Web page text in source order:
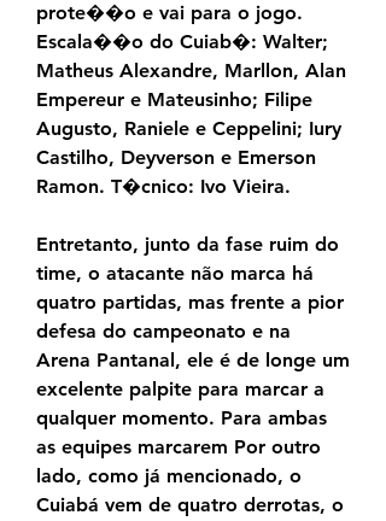
prote��o e vai para o jogo.
Escala��o do Cuiab�: Walter;
Matheus Alexandre, Marllon, Alan
Empereur e Mateusinho; Filipe
Augusto, Raniele e Ceppelini; Iury
Castilho, Deyverson e Emerson
Ramon. T�cnico: Ivo Vieira.
Entretanto, junto da fase ruim do
time, o atacante não marca há
quatro partidas, mas frente a pior
defesa do campeonato e na
Arena Pantanal, ele é de longe um
excelente palpite para marcar a
qualquer momento. Para ambas
as equipes marcarem Por outro
lado, como já mencionado, o
Cuiabá vem de quatro derrotas, o